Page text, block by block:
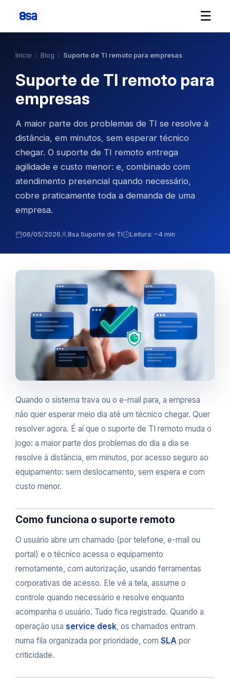
☰
Início / Blog / Suporte de TI remoto para empresas
Suporte de TI remoto para
empresas
A maior parte dos problemas de TI se resolve à
distância, em minutos, sem esperar técnico
chegar. O suporte de TI remoto entrega
agilidade e custo menor: e, combinado com
atendimento presencial quando necessário,
cobre praticamente toda a demanda de uma
empresa.
06/05/2026 8sa Suporte de TI Leitura: ~4 min
Quando o sistema trava ou o e-mail para, a empresa
não quer esperar meio dia até um técnico chegar. Quer
resolver agora. É aí que o suporte de TI remoto muda o
jogo: a maior parte dos problemas do dia a dia se
resolve à distância, em minutos, por acesso seguro ao
equipamento: sem deslocamento, sem espera e com
custo menor.
Como funciona o suporte remoto
O usuário abre um chamado (por telefone, e-mail ou
portal) e o técnico acessa o equipamento
remotamente, com autorização, usando ferramentas
corporativas de acesso. Ele vê a tela, assume o
controle quando necessário e resolve enquanto
acompanha o usuário. Tudo fica registrado. Quando a
operação usa service desk, os chamados entram
numa fila organizada por prioridade, com SLA por
criticidade.